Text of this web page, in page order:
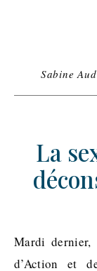
Sabine
La
Mardi dernier, le collectif féministe Garçes (Groupe
d’Action et